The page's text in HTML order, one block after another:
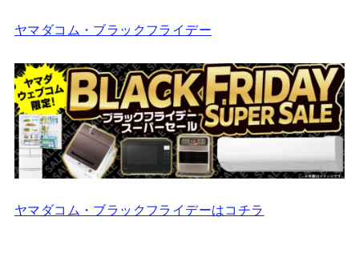
ヤマダコム・ブラックフライデー
ヤマダコム・ブラックフライデーはコチラ